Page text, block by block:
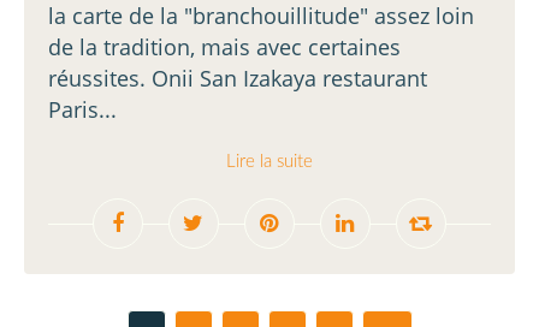
la carte de la "branchouillitude" assez loin
de la tradition, mais avec certaines
réussites. Onii San Izakaya restaurant
Paris...
Lire la suite